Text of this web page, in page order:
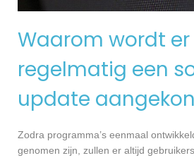
Waarom wordt er
regelmatig een
update
Zodra programma’s eenmaal
genomen zijn, zullen er altijd